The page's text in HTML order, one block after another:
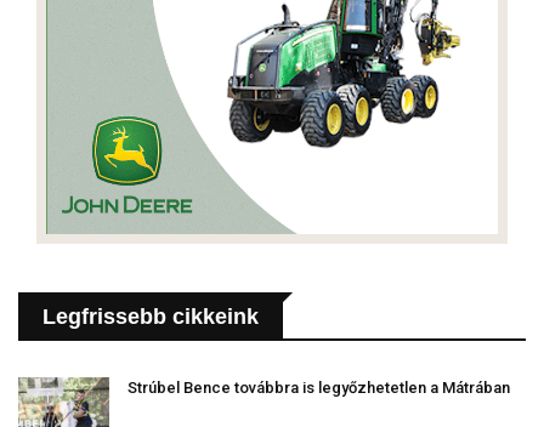
Legfrissebb cikkeink
Strúbel Bence továbbra is legyőzhetetlen a Mátrában